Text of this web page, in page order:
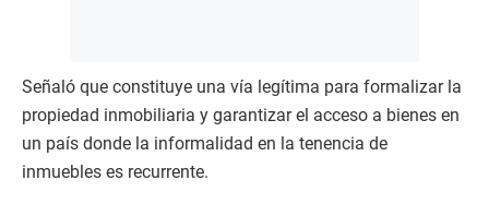
Señaló que constituye una vía legítima para formalizar la
propiedad inmobiliaria y garantizar el acceso a bienes en
un país donde la informalidad en la tenencia de
inmuebles es recurrente.